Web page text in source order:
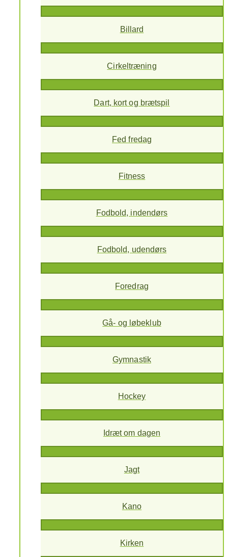
Billard
Cirkeltræning
Dart, kort og brætspil
Fed fredag
Fitness
Fodbold, indendørs
Fodbold, udendørs
Foredrag
Gå- og løbeklub
Gymnastik
Hockey
Idræt om dagen
Jagt
Kano
Kirken